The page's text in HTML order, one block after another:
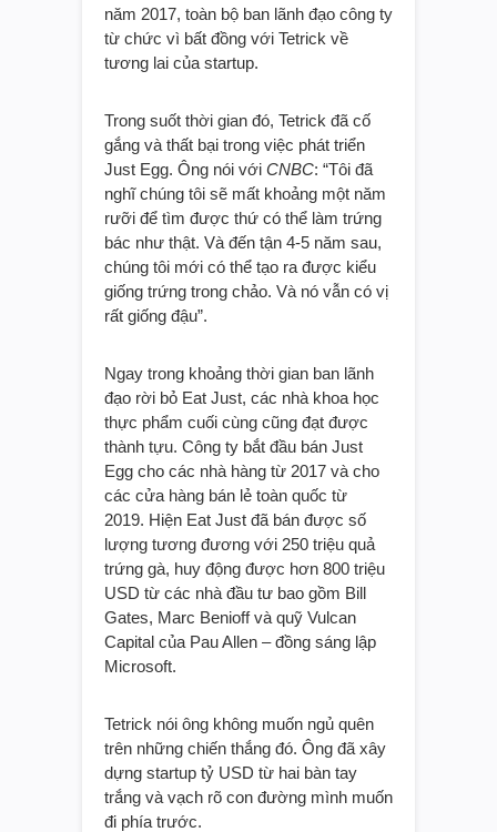
năm 2017, toàn bộ ban lãnh đạo công ty
từ chức vì bất đồng với Tetrick về
tương lai của startup.
Trong suốt thời gian đó, Tetrick đã cố
gắng và thất bại trong việc phát triển
Just Egg. Ông nói với CNBC: “Tôi đã
nghĩ chúng tôi sẽ mất khoảng một năm
rưỡi để tìm được thứ có thể làm trứng
bác như thật. Và đến tận 4-5 năm sau,
chúng tôi mới có thể tạo ra được kiểu
giống trứng trong chảo. Và nó vẫn có vị
rất giống đậu”.
Ngay trong khoảng thời gian ban lãnh
đạo rời bỏ Eat Just, các nhà khoa học
thực phẩm cuối cùng cũng đạt được
thành tựu. Công ty bắt đầu bán Just
Egg cho các nhà hàng từ 2017 và cho
các cửa hàng bán lẻ toàn quốc từ
2019. Hiện Eat Just đã bán được số
lượng tương đương với 250 triệu quả
trứng gà, huy động được hơn 800 triệu
USD từ các nhà đầu tư bao gồm Bill
Gates, Marc Benioff và quỹ Vulcan
Capital của Pau Allen – đồng sáng lập
Microsoft.
Tetrick nói ông không muốn ngủ quên
trên những chiến thắng đó. Ông đã xây
dựng startup tỷ USD từ hai bàn tay
trắng và vạch rõ con đường mình muốn
đi phía trước.